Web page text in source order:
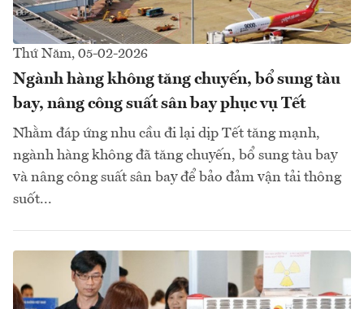
Thứ Năm, 05-02-2026
Ngành hàng không tăng chuyến, bổ sung tàu
bay, nâng công suất sân bay phục vụ Tết
Nhằm đáp ứng nhu cầu đi lại dịp Tết tăng mạnh,
ngành hàng không đã tăng chuyến, bổ sung tàu bay
và nâng công suất sân bay để bảo đảm vận tải thông
suốt...